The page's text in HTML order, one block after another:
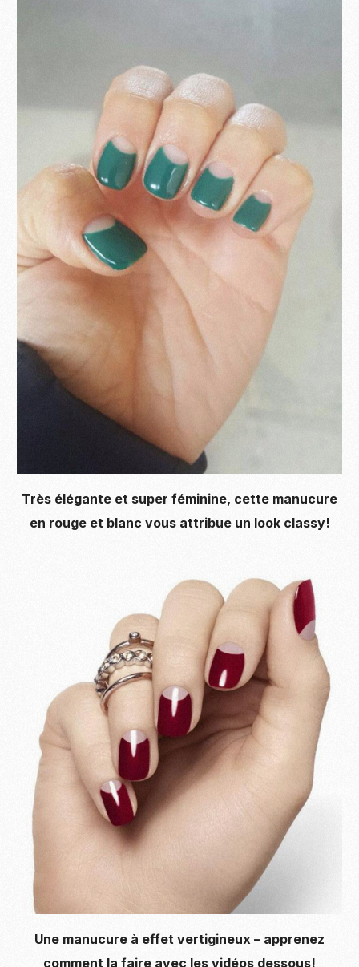
Très élégante et super féminine, cette manucure
en rouge et blanc vous attribue un look classy!
Une manucure à effet vertigineux – apprenez
comment la faire avec les vidéos dessous!